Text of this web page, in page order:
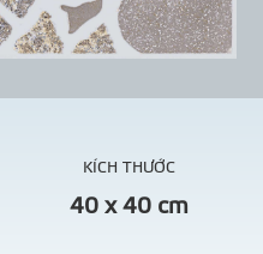
KÍCH THƯỚC
40 x 40 cm